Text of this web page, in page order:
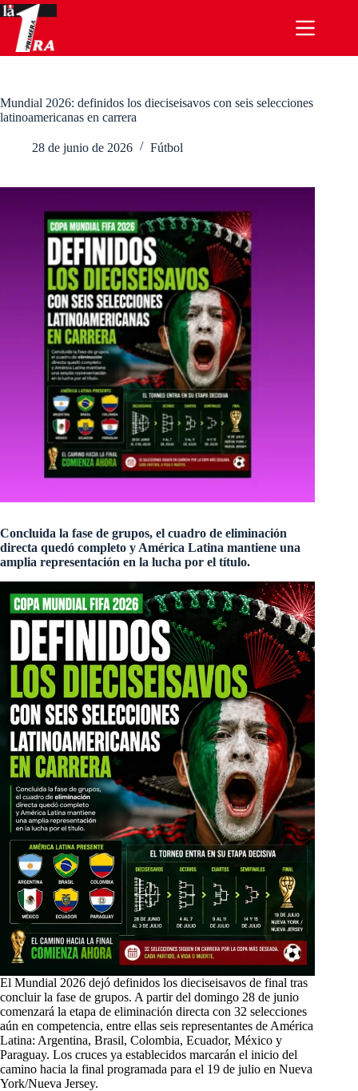
Saltar
al
contenido
Mundial 2026: definidos los dieciseisavos con seis selecciones
latinoamericanas en carrera
28 de junio de 2026 Fútbol
Concluida la fase de grupos, el cuadro de eliminación
directa quedó completo y América Latina mantiene una
amplia representación en la lucha por el título.
El Mundial 2026 dejó definidos los dieciseisavos de final tras
concluir la fase de grupos. A partir del domingo 28 de junio
comenzará la etapa de eliminación directa con 32 selecciones
aún en competencia, entre ellas seis representantes de América
Latina: Argentina, Brasil, Colombia, Ecuador, México y
Paraguay. Los cruces ya establecidos marcarán el inicio del
camino hacia la final programada para el 19 de julio en Nueva
York/Nueva Jersey.